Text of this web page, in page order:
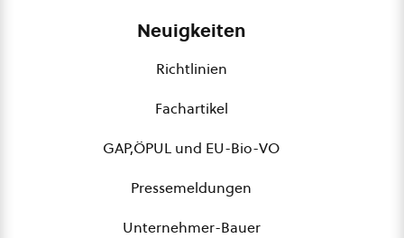
Neuigkeiten
Richtlinien
Fachartikel
GAP,ÖPUL und EU-Bio-VO
Pressemeldungen
Unternehmer-Bauer